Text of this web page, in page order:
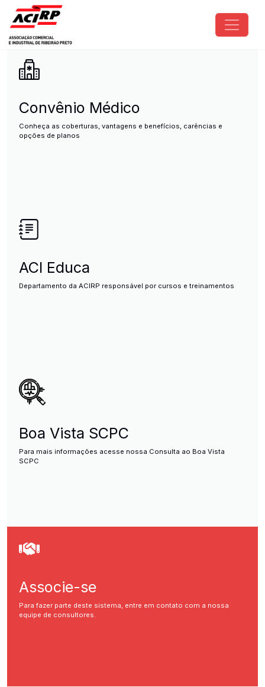
Pular para o conteúdo principal
ACIRP - Associação Comercial
Convênio Médico
Conheça as coberturas, vantagens e benefícios, carências e
opções de planos
ACI Educa
Departamento da ACIRP responsável por cursos e treinamentos
Boa Vista SCPC
Para mais informações acesse nossa Consulta ao Boa Vista
SCPC
Associe-se
Para fazer parte deste sistema, entre em contato com a nossa
equipe de consultores.